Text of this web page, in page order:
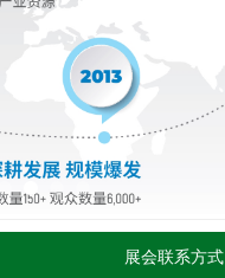
展会联系方式